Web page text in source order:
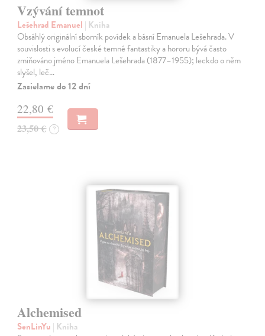
Vzývání temnot
Lešehrad Emanuel | Kniha
Obsáhlý originální sborník povídek a básní Emanuela Lešehrada. V
souvislosti s evolucí české temné fantastiky a hororu bývá často
zmiňováno jméno Emanuela Lešehrada (1877–1955); leckdo o něm
slyšel, leč…
Zasielame do 12 dní
22,80 €
23,50 € ?
Alchemised
SenLinYu | Kniha